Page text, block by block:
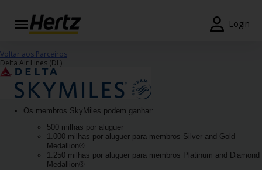
Login
Reservas
Modificar/Cancelar
Campanhas
Join /
Gold
Voltar aos Parceiros
Delta Air Lines (DL)
Os membros SkyMiles podem ganhar:
500 milhas por aluguer
1.000 milhas por aluguer para membros Silver and Gold
Medallion®
1.250 milhas por aluguer para membros Platinum and Diamond
Medallion®